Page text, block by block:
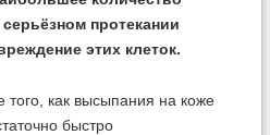
протекании
этих клеток.
того, как высыпания на коже
быстро